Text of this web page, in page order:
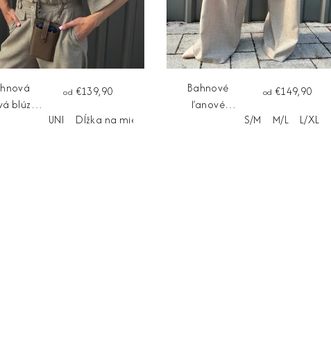
blúzka
od €139,90
UNI
Dĺžka na mieru
Bahnové
ľanové
od €149,90
S/M
M/L L/XL